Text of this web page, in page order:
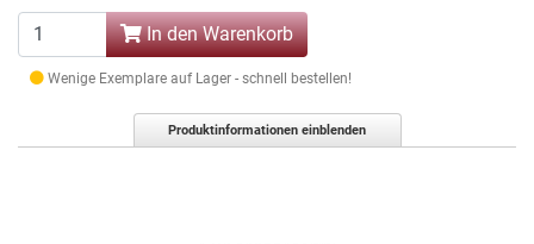
In den Warenkorb
Wenige Exemplare auf Lager - schnell bestellen!
Produktinformationen einblenden